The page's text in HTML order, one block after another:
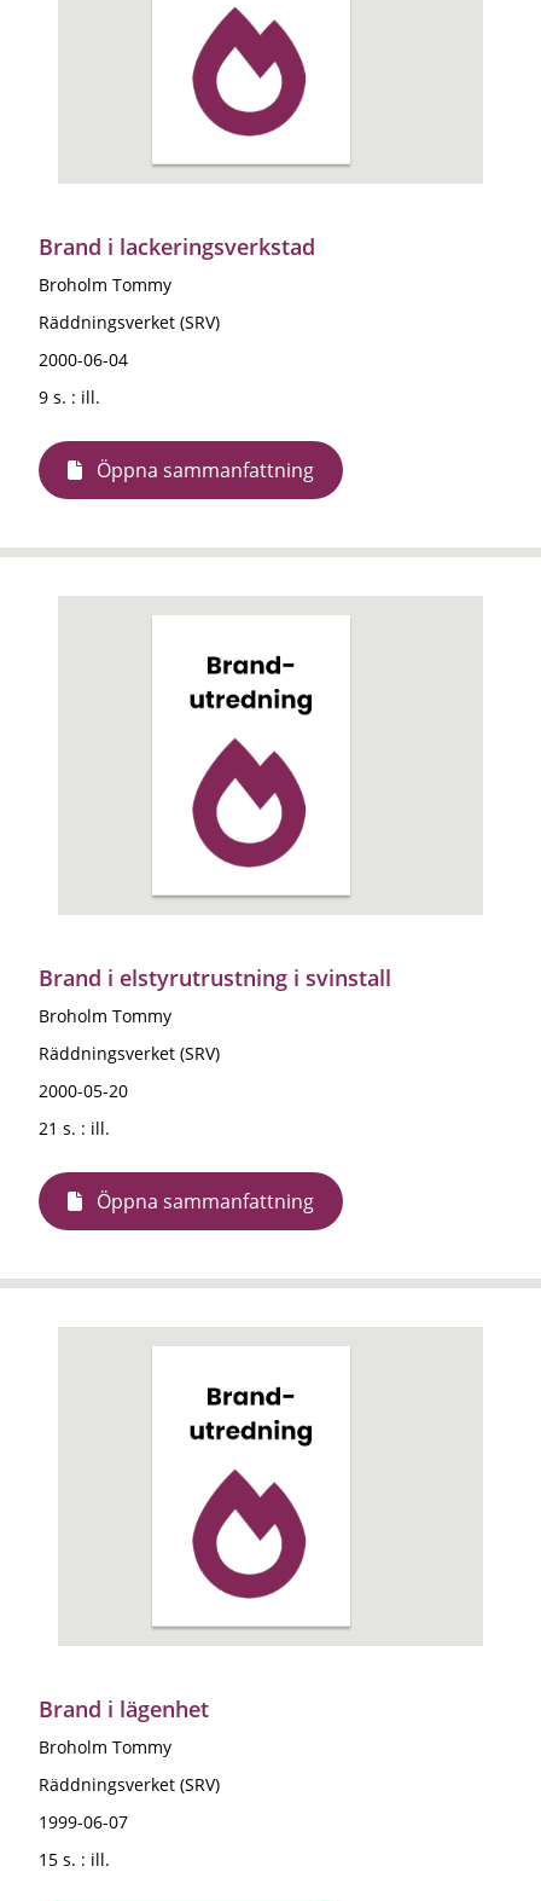
Brand i lackeringsverkstad
Broholm Tommy
Räddningsverket (SRV)
2000-06-04
9 s. : ill.
Öppna sammanfattning
Brand i elstyrutrustning i svinstall
Broholm Tommy
Räddningsverket (SRV)
2000-05-20
21 s. : ill.
Öppna sammanfattning
Brand i lägenhet
Broholm Tommy
Räddningsverket (SRV)
1999-06-07
15 s. : ill.